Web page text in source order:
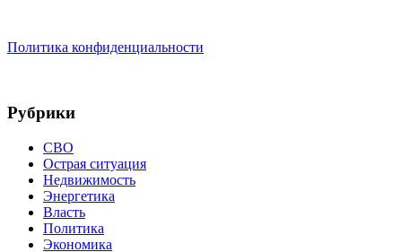
Политика конфиденциальности
Рубрики
СВО
Острая ситуация
Недвижимость
Энергетика
Власть
Политика
Экономика